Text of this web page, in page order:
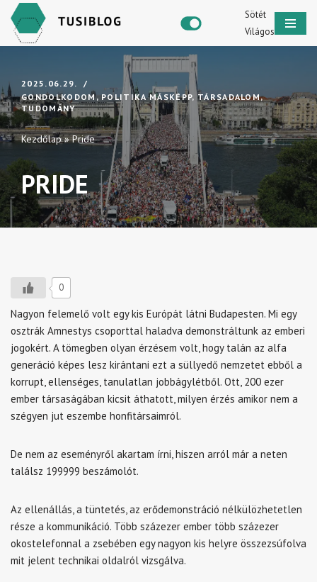
Skip
Sötét
Világos
2025.06.29.
GONDOLKODOM, POLITIKA MÁSKÉPP,TÁRSADALOM,
TUDOMÁNY
Kezdőlap»Pride
PRIDE
0
Nagyon felemelő volt egy kis Európát látni Budapesten. Mi egy
osztrák Amnestys csoporttal haladva demonstráltunk az emberi
jogokért. A tömegben olyan érzésem volt, hogy talán az alfa
generáció képes lesz kirántani ezt a süllyedő nemzetet ebből a
korrupt, ellenséges, tanulatlan jobbágylétből. Ott, 200 ezer
ember társaságában kicsit áthatott, milyen érzés amikor nem a
szégyen jut eszembe honfitársaimról.
De nem az eseményről akartam írni, hiszen arról már a neten
találsz 199999 beszámolót.
Az ellenállás, a tüntetés, az erődemonstráció nélkülözhetetlen
része a kommunikáció. Több százezer ember több százezer
okostelefonnal a zsebében egy nagyon kis helyre összezsúfolva
mit jelent technikai oldalról vizsgálva.